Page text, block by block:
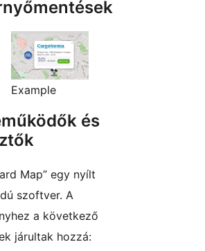
Example
és
Map” egy nyílt
szoftver. A
a következő
járultak hozzá: